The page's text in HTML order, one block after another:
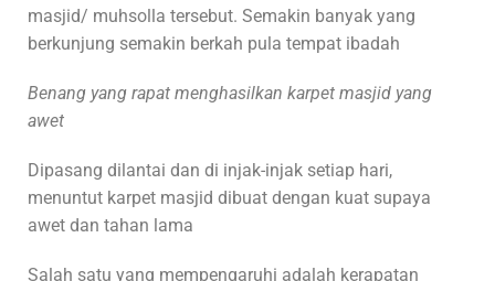
masjid/ muhsolla tersebut. Semakin banyak yang
berkunjung semakin berkah pula tempat ibadah
Benang yang rapat menghasilkan karpet masjid yang
awet
Dipasang dilantai dan di injak-injak setiap hari,
menuntut karpet masjid dibuat dengan kuat supaya
awet dan tahan lama
Salah satu yang mempengaruhi adalah kerapatan